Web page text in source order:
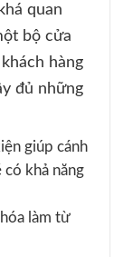
quan
bộ cửa
hàng
đủ những
giúp cánh
có khả năng
làm từ